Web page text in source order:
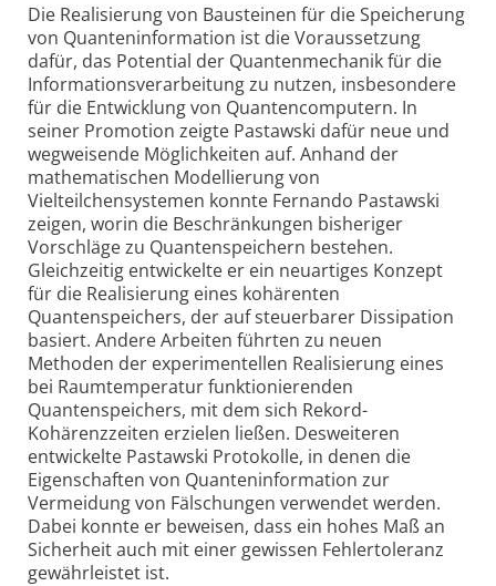
Die Realisierung von Bausteinen für die Speicherung
von Quanteninformation ist die Voraussetzung
dafür, das Potential der Quantenmechanik für die
Informationsverarbeitung zu nutzen, insbesondere
für die Entwicklung von Quantencomputern. In
seiner Promotion zeigte Pastawski dafür neue und
wegweisende Möglichkeiten auf. Anhand der
mathematischen Modellierung von
Vielteilchensystemen konnte Fernando Pastawski
zeigen, worin die Beschränkungen bisheriger
Vorschläge zu Quantenspeichern bestehen.
Gleichzeitig entwickelte er ein neuartiges Konzept
für die Realisierung eines kohärenten
Quantenspeichers, der auf steuerbarer Dissipation
basiert. Andere Arbeiten führten zu neuen
Methoden der experimentellen Realisierung eines
bei Raumtemperatur funktionierenden
Quantenspeichers, mit dem sich Rekord-
Kohärenzzeiten erzielen ließen. Desweiteren
entwickelte Pastawski Protokolle, in denen die
Eigenschaften von Quanteninformation zur
Vermeidung von Fälschungen verwendet werden.
Dabei konnte er beweisen, dass ein hohes Maß an
Sicherheit auch mit einer gewissen Fehlertoleranz
gewährleistet ist.